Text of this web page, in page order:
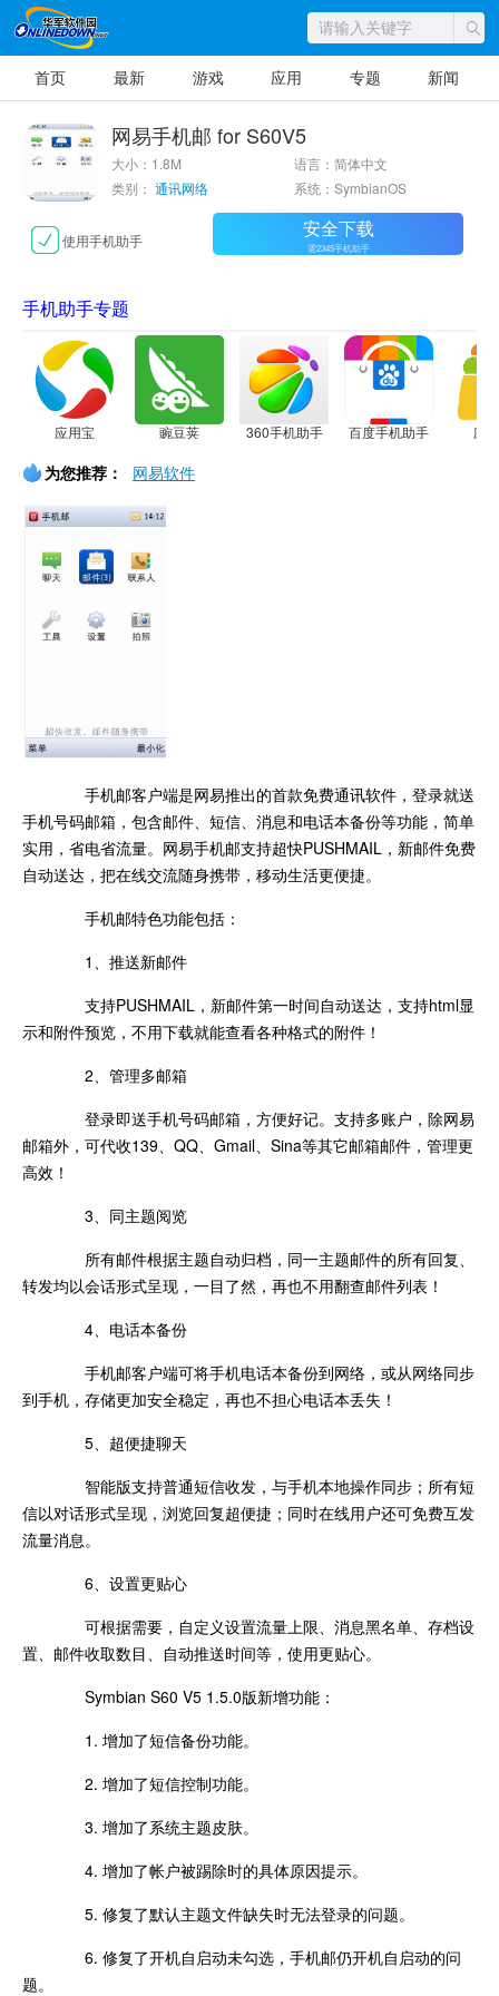
首页 最新 游戏 应用 专题 新闻
网易手机邮 for S60V5
大小：1.8M
语言：简体中文
类别： 通讯网络 系统：SymbianOS
使用手机助手 安全下载
需2345手机助手
手机助手专题
应用宝 豌豆荚 360手机助手 百度手机助手 应
为您推荐： 网易软件
手机邮客户端是网易推出的首款免费通讯软件，登录就送
手机号码邮箱，包含邮件、短信、消息和电话本备份等功能，简单
实用，省电省流量。网易手机邮支持超快PUSHMAIL，新邮件免费
自动送达，把在线交流随身携带，移动生活更便捷。
手机邮特色功能包括：
1、推送新邮件
支持PUSHMAIL，新邮件第一时间自动送达，支持html显
示和附件预览，不用下载就能查看各种格式的附件！
2、管理多邮箱
登录即送手机号码邮箱，方便好记。支持多账户，除网易
邮箱外，可代收139、QQ、Gmail、Sina等其它邮箱邮件，管理更
高效！
3、同主题阅览
所有邮件根据主题自动归档，同一主题邮件的所有回复、
转发均以会话形式呈现，一目了然，再也不用翻查邮件列表！
4、电话本备份
手机邮客户端可将手机电话本备份到网络，或从网络同步
到手机，存储更加安全稳定，再也不担心电话本丢失！
5、超便捷聊天
智能版支持普通短信收发，与手机本地操作同步；所有短
信以对话形式呈现，浏览回复超便捷；同时在线用户还可免费互发
流量消息。
6、设置更贴心
可根据需要，自定义设置流量上限、消息黑名单、存档设
置、邮件收取数目、自动推送时间等，使用更贴心。
Symbian S60 V5 1.5.0版新增功能：
1. 增加了短信备份功能。
2. 增加了短信控制功能。
3. 增加了系统主题皮肤。
4. 增加了帐户被踢除时的具体原因提示。
5. 修复了默认主题文件缺失时无法登录的问题。
6. 修复了开机自启动未勾选，手机邮仍开机自启动的问
题。